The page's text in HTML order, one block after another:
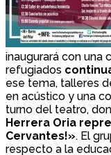
inaugurará con una
refugiados
ese tema, talleres
en acústico y una
turno del teatro,
Herrera Oria
Cervantes!». El
respecto a la